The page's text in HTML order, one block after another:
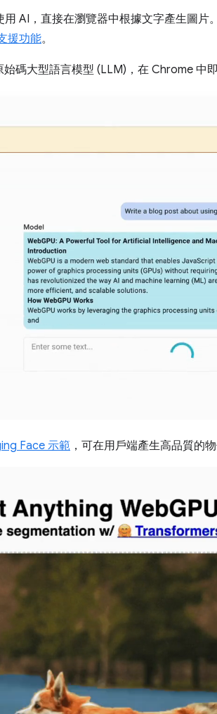
用 AI，直接在瀏覽器中根據文字產生圖片
援功能。
始碼大型語言模型 (LLM)，在 Chrome 中
Face 示範 ，可在用戶端產生高品質的